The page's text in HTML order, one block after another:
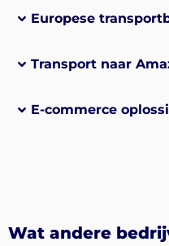
Europese
Transport naar
E-commerce
Wat andere